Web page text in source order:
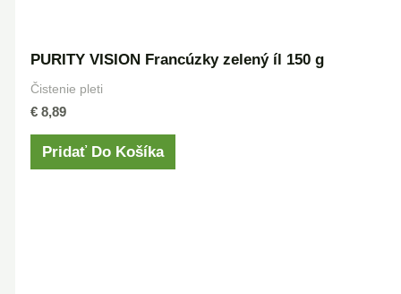
PURITY VISION Francúzky zelený íl 150 g
Čistenie pleti
€ 8,89
Pridať Do Košíka